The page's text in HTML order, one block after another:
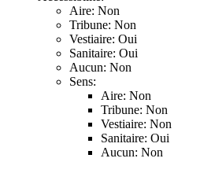
Aire: Non
Tribune: Non
Vestiaire: Oui
Sanitaire: Oui
Aucun: Non
Sens:
Aire: Non
Tribune: Non
Vestiaire: Non
Sanitaire: Oui
Aucun: Non